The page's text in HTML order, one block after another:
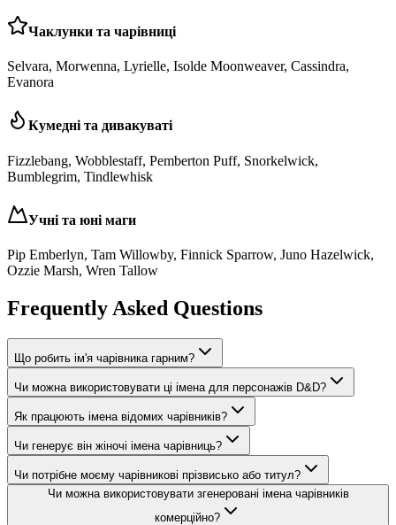
Чаклунки та чарівниці
Selvara, Morwenna, Lyrielle, Isolde Moonweaver, Cassindra,
Evanora
Кумедні та дивакуваті
Fizzlebang, Wobblestaff, Pemberton Puff, Snorkelwick,
Bumblegrim, Tindlewhisk
Учні та юні маги
Pip Emberlyn, Tam Willowby, Finnick Sparrow, Juno Hazelwick,
Ozzie Marsh, Wren Tallow
Frequently Asked Questions
Що робить ім'я чарівника гарним?
Чи можна використовувати ці імена для персонажів D&D?
Як працюють імена відомих чарівників?
Чи генерує він жіночі імена чарівниць?
Чи потрібне моєму чарівникові прізвисько або титул?
Чи можна використовувати згенеровані імена чарівників
комерційно?